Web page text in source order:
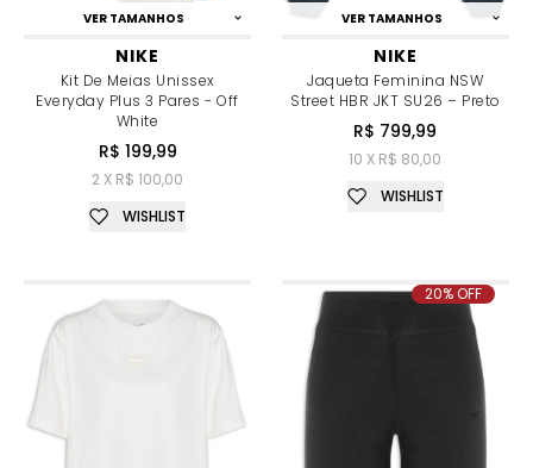
VER TAMANHOS
NIKE
Kit De Meias Unissex
Everyday Plus 3 Pares - Off
White
R$ 199,99
2 X R$ 100,00
WISHLIST
VER TAMANHOS
NIKE
Jaqueta Feminina NSW
Street HBR JKT SU26 – Preto
R$ 799,99
10 X R$ 80,00
WISHLIST
20% OFF